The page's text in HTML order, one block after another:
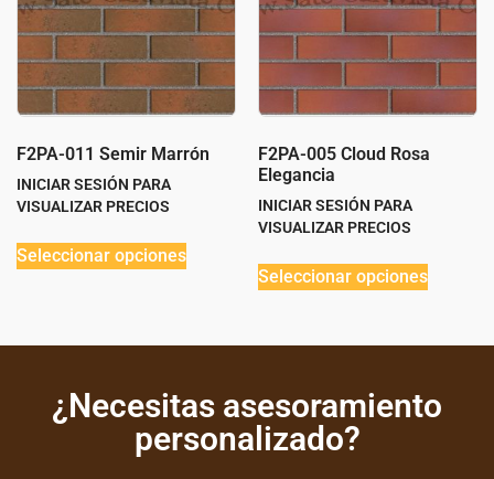
F2PA-011 Semir Marrón
INICIAR SESIÓN PARA
VISUALIZAR PRECIOS
Seleccionar opciones
F2PA-005 Cloud Rosa
Elegancia
INICIAR SESIÓN PARA
VISUALIZAR PRECIOS
Seleccionar opciones
¿Necesitas asesoramiento
personalizado?